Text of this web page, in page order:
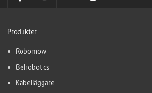
Produkter
Robomow
Belrobotics
Kabelläggare